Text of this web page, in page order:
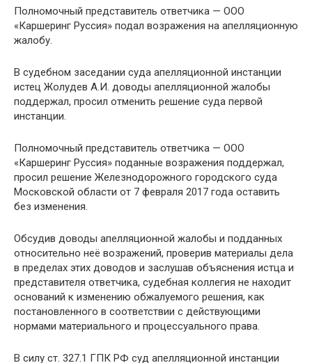
Полномочный представитель ответчика — ООО
«Каршеринг Руссия» подал возражения на апелляционную
жалобу.
В судебном заседании суда апелляционной инстанции
истец Жолудев А.И. доводы апелляционной жалобы
поддержал, просил отменить решение суда первой
инстанции.
Полномочный представитель ответчика — ООО
«Каршеринг Руссия» поданные возражения поддержал,
просил решение Железнодорожного городского суда
Московской области от 7 февраля 2017 года оставить
без изменения.
Обсудив доводы апелляционной жалобы и подданных
относительно неё возражений, проверив материалы дела
в пределах этих доводов и заслушав объяснения истца и
представителя ответчика, судебная коллегия не находит
оснований к изменению обжалуемого решения, как
постановленного в соответствии с действующими
нормами материального и процессуального права.
В силу ст. 327.1 ГПК РФ суд апелляционной инстанции